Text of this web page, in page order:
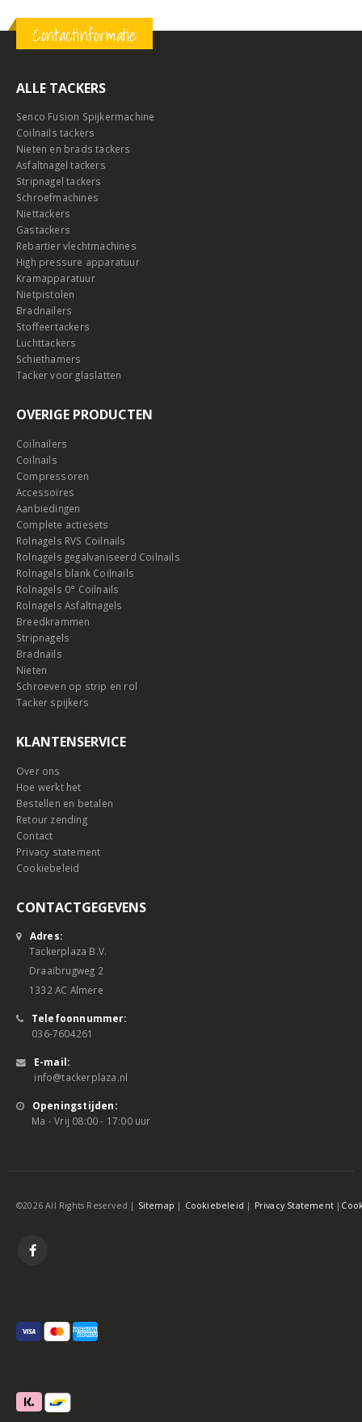
Contactinformatie
ALLE TACKERS
Senco Fusion Spijkermachine
Coilnails tackers
Nieten en brads tackers
Asfaltnagel tackers
Stripnagel tackers
Schroefmachines
Niettackers
Gastackers
Rebartier vlechtmachines
High pressure apparatuur
Kramapparatuur
Nietpistolen
Bradnailers
Stoffeertackers
Luchttackers
Schiethamers
Tacker voor glaslatten
OVERIGE PRODUCTEN
Coilnailers
Coilnails
Compressoren
Accessoires
Aanbiedingen
Complete actiesets
Rolnagels RVS Coilnails
Rolnagels gegalvaniseerd Coilnails
Rolnagels blank Coilnails
Rolnagels 0° Coilnails
Rolnagels Asfaltnagels
Breedkrammen
Stripnagels
Bradnails
Nieten
Schroeven op strip en rol
Tacker spijkers
KLANTENSERVICE
Over ons
Hoe werkt het
Bestellen en betalen
Retour zending
Contact
Privacy statement
Cookiebeleid
CONTACTGEGEVENS
Adres:
Tackerplaza B.V.
Draaibrugweg 2
1332 AC Almere
Telefoonnummer:
036-7604261
E-mail:
info@tackerplaza.nl
Openingstijden:
Ma - Vrij 08:00 - 17:00 uur
©2026 All Rights Reserved | Sitemap | Cookiebeleid | Privacy Statement |